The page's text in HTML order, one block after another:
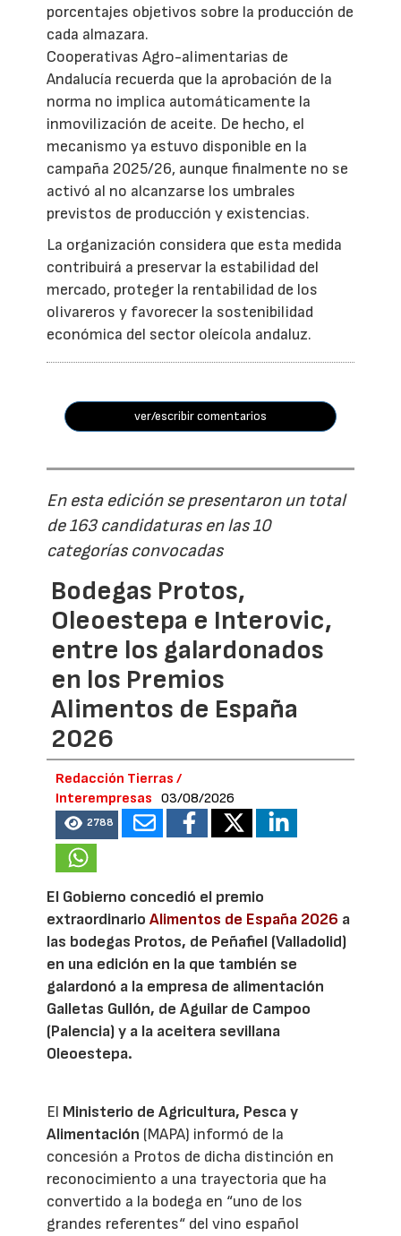
porcentajes objetivos sobre la producción de
cada almazara.
Cooperativas Agro-alimentarias de
Andalucía recuerda que la aprobación de la
norma no implica automáticamente la
inmovilización de aceite. De hecho, el
mecanismo ya estuvo disponible en la
campaña 2025/26, aunque finalmente no se
activó al no alcanzarse los umbrales
previstos de producción y existencias.
La organización considera que esta medida
contribuirá a preservar la estabilidad del
mercado, proteger la rentabilidad de los
olivareros y favorecer la sostenibilidad
económica del sector oleícola andaluz.
ver/escribir comentarios
En esta edición se presentaron un total
de 163 candidaturas en las 10
categorías convocadas
Bodegas Protos,
Oleoestepa e Interovic,
entre los galardonados
en los Premios
Alimentos de España
2026
Redacción Tierras /
Interempresas
03/08/2026
2788
El Gobierno concedió el premio
extraordinarioAlimentos de España 2026 a
las bodegas Protos, de Peñafiel (Valladolid)
en una edición en la que también se
galardonó a la empresa de alimentación
Galletas Gullón, de Aguilar de Campoo
(Palencia) y a la aceitera sevillana
Oleoestepa.
El Ministerio de Agricultura, Pesca y
Alimentación (MAPA) informó de la
concesión a Protos de dicha distinción en
reconocimiento a una trayectoria que ha
convertido a la bodega en “uno de los
grandes referentes“ del vino español